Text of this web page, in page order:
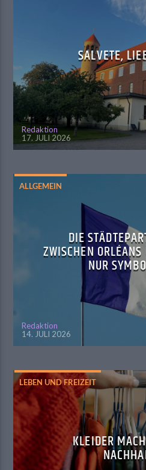
SALVETE,
Redaktion
17. JULI 2026
ALLGEMEIN
DIE
ZWISCHEN
NUR
Redaktion
14. JULI 2026
LEBEN UND FREIZEIT
KLEIDER